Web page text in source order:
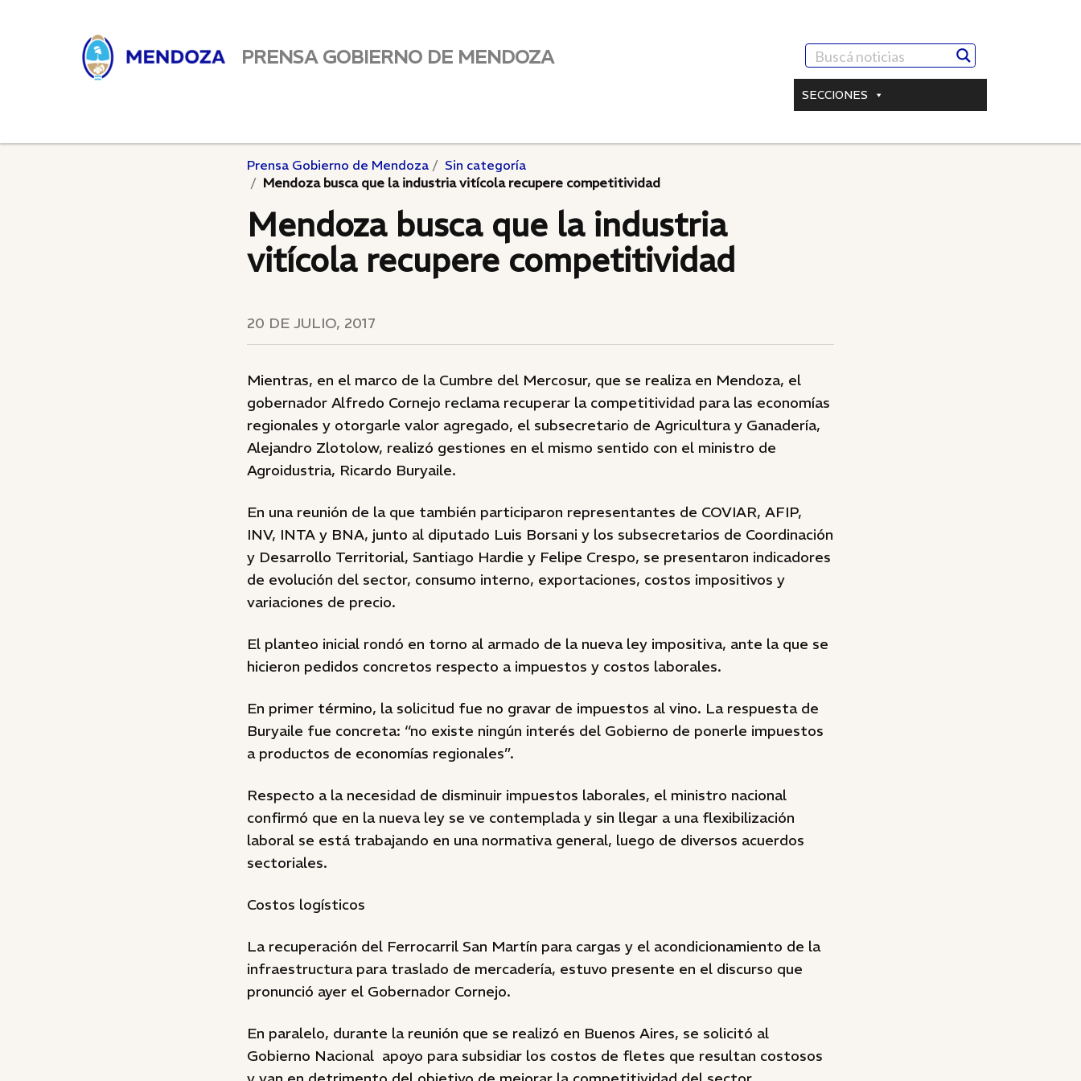
PRENSA GOBIERNO DE MENDOZA
SECCIONES
Prensa Gobierno de Mendoza
Sin categoría
Mendoza busca que la industria vitícola recupere competitividad
Mendoza busca que la industria
vitícola recupere competitividad
20 DE JULIO, 2017
Mientras, en el marco de la Cumbre del Mercosur, que se realiza en Mendoza, el
gobernador Alfredo Cornejo reclama recuperar la competitividad para las economías
regionales y otorgarle valor agregado, el subsecretario de Agricultura y Ganadería,
Alejandro Zlotolow, realizó gestiones en el mismo sentido con el ministro de
Agroidustria, Ricardo Buryaile.
En una reunión de la que también participaron representantes de COVIAR, AFIP,
INV, INTA y BNA, junto al diputado Luis Borsani y los subsecretarios de Coordinación
y Desarrollo Territorial, Santiago Hardie y Felipe Crespo, se presentaron indicadores
de evolución del sector, consumo interno, exportaciones, costos impositivos y
variaciones de precio.
El planteo inicial rondó en torno al armado de la nueva ley impositiva, ante la que se
hicieron pedidos concretos respecto a impuestos y costos laborales.
En primer término, la solicitud fue no gravar de impuestos al vino. La respuesta de
Buryaile fue concreta: “no existe ningún interés del Gobierno de ponerle impuestos
a productos de economías regionales”.
Respecto a la necesidad de disminuir impuestos laborales, el ministro nacional
confirmó que en la nueva ley se ve contemplada y sin llegar a una flexibilización
laboral se está trabajando en una normativa general, luego de diversos acuerdos
sectoriales.
Costos logísticos
La recuperación del Ferrocarril San Martín para cargas y el acondicionamiento de la
infraestructura para traslado de mercadería, estuvo presente en el discurso que
pronunció ayer el Gobernador Cornejo.
En paralelo, durante la reunión que se realizó en Buenos Aires, se solicitó al
Gobierno Nacional apoyo para subsidiar los costos de fletes que resultan costosos